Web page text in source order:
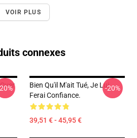
VOIR PLUS
connexes
Bien Qu'il M'ait Tué, Je Lui
Ferai Confiance.
39,51 € - 45,95 €
-20%